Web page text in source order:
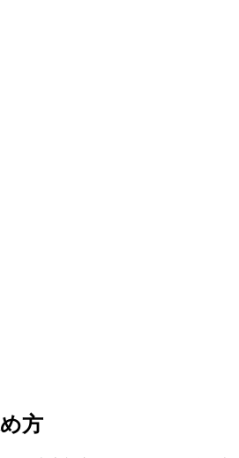
方